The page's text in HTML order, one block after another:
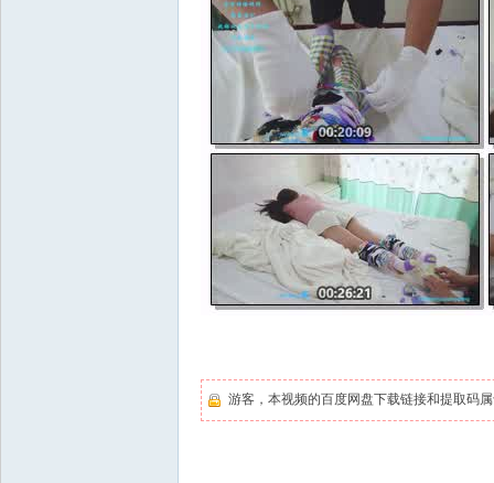
游客，本视频的百度网盘下载链接和提取码